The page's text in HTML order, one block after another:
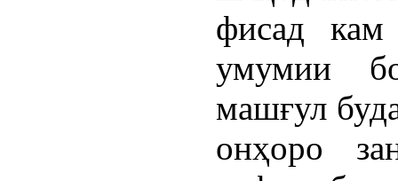
фисад кам
умумии
машғул
онҳоро